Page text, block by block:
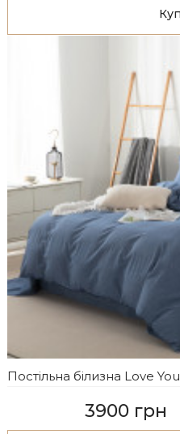
Постільна білизна Love
3900 грн